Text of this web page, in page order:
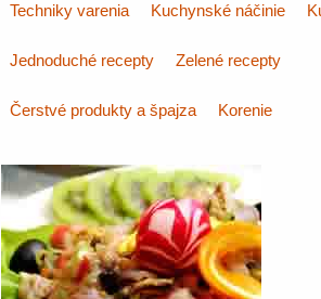
Techniky varenia Kuchynské náčinie
Jednoduché recepty Zelené recepty
Čerstvé produkty a špajza Korenie